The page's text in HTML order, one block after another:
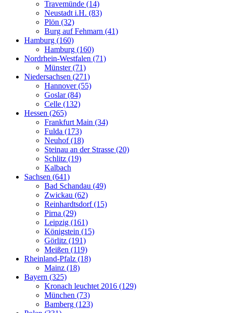
Travemünde (14)
Neustadt i.H. (83)
Plön (32)
Burg auf Fehmarn (41)
Hamburg (160)
Hamburg (160)
Nordrhein-Westfalen (71)
Münster (71)
Niedersachsen (271)
Hannover (55)
Goslar (84)
Celle (132)
Hessen (265)
Frankfurt Main (34)
Fulda (173)
Neuhof (18)
Steinau an der Strasse (20)
Schlitz (19)
Kalbach
Sachsen (641)
Bad Schandau (49)
Zwickau (62)
Reinhardtsdorf (15)
Pirna (29)
Leipzig (161)
Königstein (15)
Görlitz (191)
Meißen (119)
Rheinland-Pfalz (18)
Mainz (18)
Bayern (325)
Kronach leuchtet 2016 (129)
München (73)
Bamberg (123)